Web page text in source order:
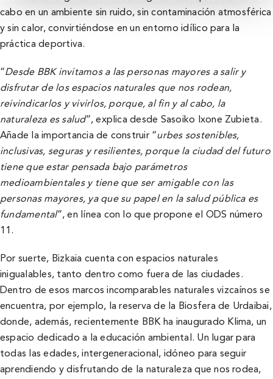
cabo en un ambiente sin ruido, sin contaminación atmosférica
y sin calor, convirtiéndose en un entorno idílico para la
práctica deportiva.
“Desde BBK invitamos a las personas mayores a salir y
disfrutar de los espacios naturales que nos rodean,
reivindicarlos y vivirlos, porque, al fin y al cabo, la
naturaleza es salud”, explica desde Sasoiko Ixone Zubieta.
Añade la importancia de construir “urbes sostenibles,
inclusivas, seguras y resilientes, porque la ciudad del futuro
tiene que estar pensada bajo parámetros
medioambientales y tiene que ser amigable con las
personas mayores, ya que su papel en la salud pública es
fundamental”, en línea con lo que propone el ODS número
11.
Por suerte, Bizkaia cuenta con espacios naturales
inigualables, tanto dentro como fuera de las ciudades.
Dentro de esos marcos incomparables naturales vizcaínos se
encuentra, por ejemplo, la reserva de la Biosfera de Urdaibai,
donde, además, recientemente BBK ha inaugurado Klima, un
espacio dedicado a la educación ambiental. Un lugar para
todas las edades, intergeneracional, idóneo para seguir
aprendiendo y disfrutando de la naturaleza que nos rodea,